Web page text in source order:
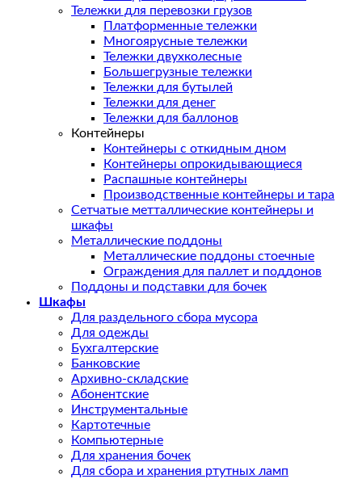
Тележки для перевозки грузов
Платформенные тележки
Многоярусные тележки
Тележки двухколесные
Большегрузные тележки
Тележки для бутылей
Тележки для денег
Тележки для баллонов
Контейнеры
Контейнеры с откидным дном
Контейнеры опрокидывающиеся
Распашные контейнеры
Производственные контейнеры и тара
Сетчатые метталлические контейнеры и
шкафы
Металлические поддоны
Металлические поддоны стоечные
Ограждения для паллет и поддонов
Поддоны и подставки для бочек
Шкафы
Для раздельного сбора мусора
Для одежды
Бухгалтерские
Банковские
Архивно-складские
Абонентские
Инструментальные
Картотечные
Компьютерные
Для хранения бочек
Для сбора и хранения ртутных ламп